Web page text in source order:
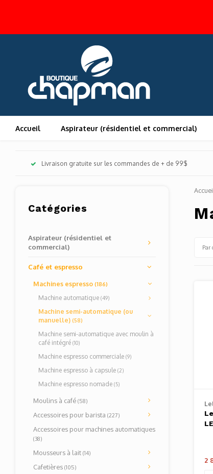
Accueil Aspirateur (résidentiel et commercial)
Livraison gratuite sur les commandes de + de 99$
Catégories
Aspirateur (résidentiel et
commercial)
Café et espresso
Machines espresso (186)
Machine automatique (49)
Machine semi-automatique (ou
manuelle) (58)
Machine semi-automatique avec moulin à
café intégré (10)
Machine espresso commerciale (9)
Machine espresso à capsule (2)
Machine espresso nomade (5)
Moulins à café (58)
Accessoires pour barista (227)
Accessoires pour machines automatiques
(38)
Mousseurs à lait (14)
Cafetières (105)
Par
2